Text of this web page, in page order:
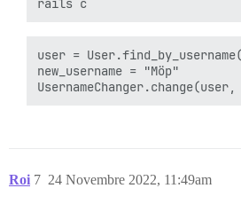
user =
new_username = "Möp"
Roi 24 Novembre 2022, 11:49am
7